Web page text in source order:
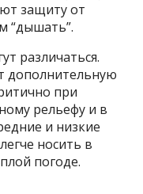
защиту от
“дышать”.
различаться.
дополнительную
при
рельефу и в
и низкие
носить в
погоде.